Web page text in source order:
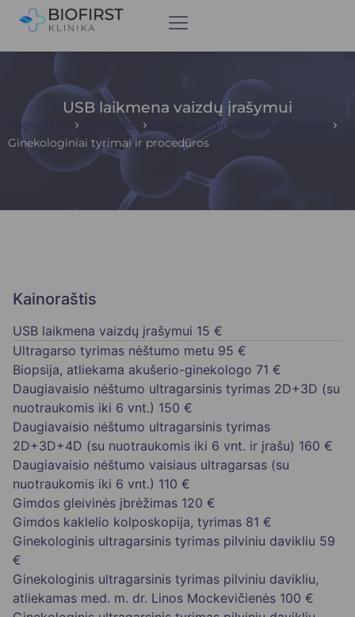
USB laikmena vaizdų įrašymui
Pagrindinis Paslaugos
Akušerijos ginekologijos centras
Ginekologiniai tyrimai ir procedūros
Kainoraštis
USB laikmena vaizdų įrašymui 15 €
Ultragarso tyrimas nėštumo metu 95 €
Biopsija, atliekama akušerio-ginekologo 71 €
Daugiavaisio nėštumo ultragarsinis tyrimas 2D+3D (su
nuotraukomis iki 6 vnt.) 150 €
Daugiavaisio nėštumo ultragarsinis tyrimas
2D+3D+4D (su nuotraukomis iki 6 vnt. ir įrašu) 160 €
Daugiavaisio nėštumo vaisiaus ultragarsas (su
nuotraukomis iki 6 vnt.) 110 €
Gimdos gleivinės įbrėžimas 120 €
Gimdos kaklelio kolposkopija, tyrimas 81 €
Ginekologinis ultragarsinis tyrimas pilviniu davikliu 59
€
Ginekologinis ultragarsinis tyrimas pilviniu davikliu,
atliekamas med. m. dr. Linos Mockevičienės 100 €